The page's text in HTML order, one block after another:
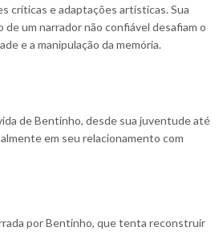
críticas e adaptações artísticas. Sua
de um narrador não confiável desafiam o
e a manipulação da memória.
de Bentinho, desde sua juventude até
em seu relacionamento com
por Bentinho, que tenta reconstruir